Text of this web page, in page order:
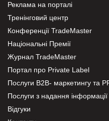
Реклама на порталі
Тренінговий центр
Конференції TradeMaster
Національні Премії
Журнал TradeMaster
Портал про Private Label
Послуги В2В- маркетингу та
Послуги з надання інформації
Відгуки